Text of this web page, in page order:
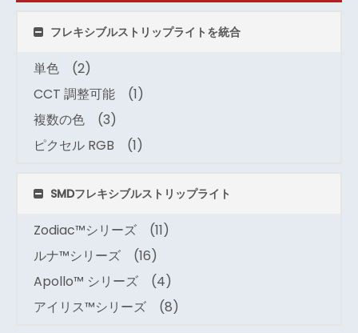
フレキシブルストリップライトを統合
単色
(2)
CCT 調整可能
(1)
複数の色
(3)
ピクセル RGB
(1)
SMDフレキシブルストリップライト
Zodiac™シリーズ
(11)
ルナ™シリーズ
(16)
Apollo™ シリーズ
(4)
アイリス™シリーズ
(8)